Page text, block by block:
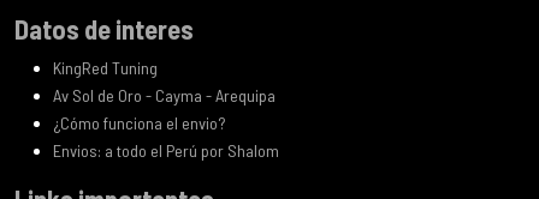
Datos de interes
KingRed Tuning
Av Sol de Oro - Cayma - Arequipa
¿Cómo funciona el envio?
Envios: a todo el Perú por Shalom